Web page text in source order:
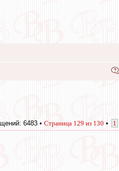
6483 • Страница 129 из 130 • 1